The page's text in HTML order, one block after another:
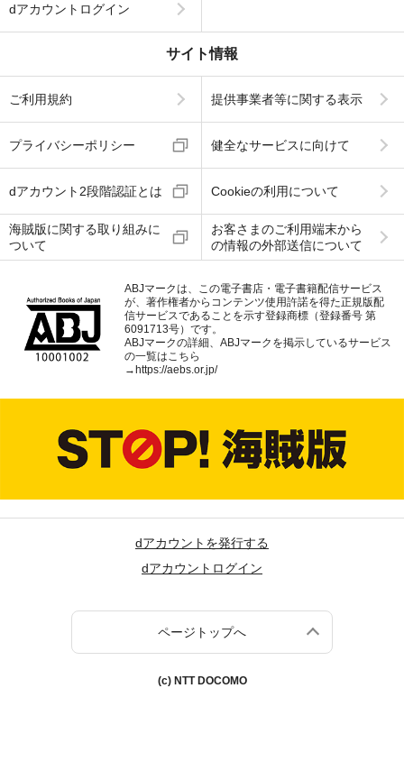
dアカウントログイン
サイト情報
ご利用規約 提供事業者等に関する表示
プライバシーポリシー 健全なサービスに向けて
dアカウント2段階認証とは Cookieの利用について
海賊版に関する取り組みに
ついて
お客さまのご利用端末から
の情報の外部送信について
ABJマークは、この電子書店・電子書籍配信サービス
が、著作権者からコンテンツ使用許諾を得た正規版配
信サービスであることを示す登録商標（登録番号 第
6091713号）です。
ABJマークの詳細、ABJマークを掲示しているサービス
の一覧はこちら
→https://aebs.or.jp/
dアカウントを発行する
dアカウントログイン
ページトップへ
(c) NTT DOCOMO